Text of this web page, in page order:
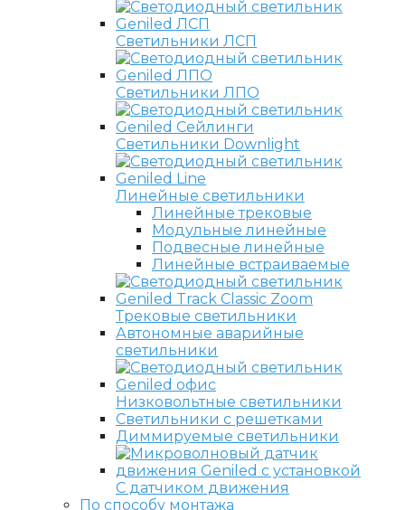
Светильники ЛСП
Светильники ЛПО
Светильники Downlight
Линейные светильники
Линейные трековые
Модульные линейные
Подвесные линейные
Линейные встраиваемые
Трековые светильники
Автономные аварийные
светильники
Низковольтные светильники
Светильники с решетками
Диммируемые светильники
С датчиком движения
По способу монтажа